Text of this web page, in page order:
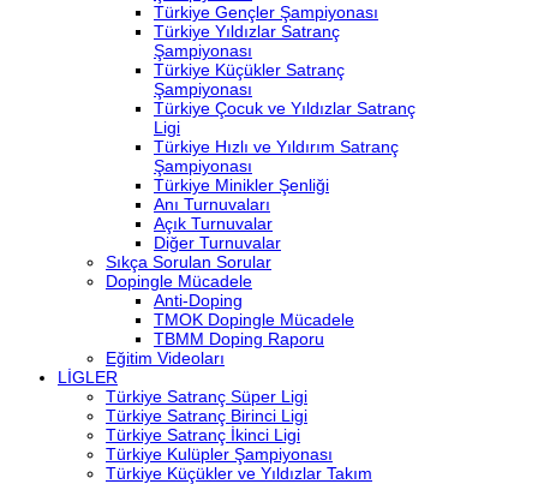
Türkiye Gençler Şampiyonası
Türkiye Yıldızlar Satranç
Şampiyonası
Türkiye Küçükler Satranç
Şampiyonası
Türkiye Çocuk ve Yıldızlar Satranç
Ligi
Türkiye Hızlı ve Yıldırım Satranç
Şampiyonası
Türkiye Minikler Şenliği
Anı Turnuvaları
Açık Turnuvalar
Diğer Turnuvalar
Sıkça Sorulan Sorular
Dopingle Mücadele
Anti-Doping
TMOK Dopingle Mücadele
TBMM Doping Raporu
Eğitim Videoları
LİGLER
Türkiye Satranç Süper Ligi
Türkiye Satranç Birinci Ligi
Türkiye Satranç İkinci Ligi
Türkiye Kulüpler Şampiyonası
Türkiye Küçükler ve Yıldızlar Takım